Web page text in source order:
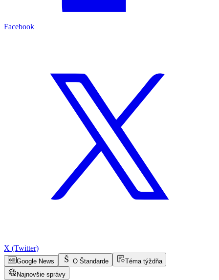
Facebook
X (Twitter)
Google News O Štandarde
Téma týždňa
Najnovšie správy